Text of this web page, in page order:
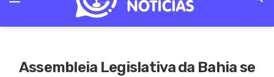
Assembleia Legislativa da Bahia se